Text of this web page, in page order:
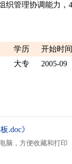
管理协调能力，
学历 开始时间
大专 2005-09
.doc》
脑，方便收藏和打印